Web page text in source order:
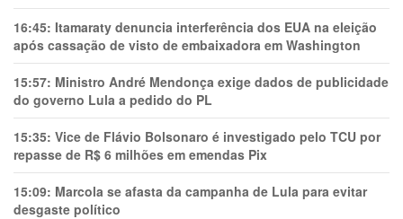
16:45: Itamaraty denuncia interferência dos EUA na eleição
após cassação de visto de embaixadora em Washington
15:57: Ministro André Mendonça exige dados de publicidade
do governo Lula a pedido do PL
15:35: Vice de Flávio Bolsonaro é investigado pelo TCU por
repasse de R$ 6 milhões em emendas Pix
15:09: Marcola se afasta da campanha de Lula para evitar
desgaste político